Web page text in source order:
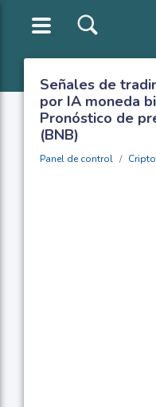
Señales de
por IA moneda
Pronóstico de
(BNB)
Panel de control